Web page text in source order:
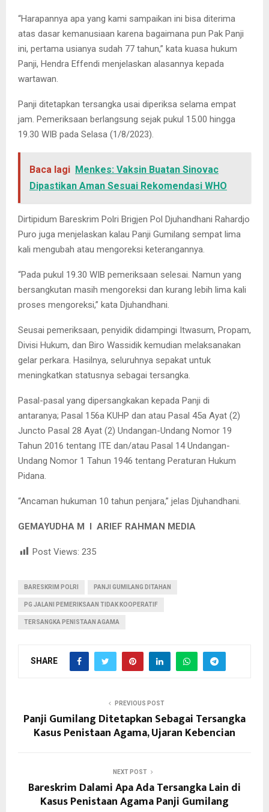
“Harapannya apa yang kami sampaikan ini bisa diterima
atas dasar kemanusiaan karena bagaimana pun Pak Panji
ini, pertama usianya sudah 77 tahun,” kata kuasa hukum
Panji, Hendra Effendi menjelaskan alasannya kepada
wartawan.
Panji ditetapkan tersangka usai diperiksa selama empat
jam. Pemeriksaan berlangsung sejak pukul 15.00 hingga
19.30 WIB pada Selasa (1/8/2023).
Baca lagi Menkes: Vaksin Buatan Sinovac
Dipastikan Aman Sesuai Rekomendasi WHO
Dirtipidum Bareskrim Polri Brigjen Pol Djuhandhani Rahardjo
Puro juga menjelaskan kalau Panji Gumilang sempat lima
kali mengubah atau mengoreksi keterangannya.
“Pada pukul 19.30 WIB pemeriksaan selesai. Namun yang
bersangkutan masih mengoreksi dan kurang lebih lima kali
proses mengoreksi,” kata Djuhandhani.
Seusai pemeriksaan, penyidik didampingi Itwasum, Propam,
Divisi Hukum, dan Biro Wassidik kemudian melaksanakan
gelar perkara. Hasilnya, seluruhnya sepakat untuk
meningkatkan statusnya sebagai tersangka.
Pasal-pasal yang dipersangkakan kepada Panji di
antaranya; Pasal 156a KUHP dan atau Pasal 45a Ayat (2)
Juncto Pasal 28 Ayat (2) Undangan-Undang Nomor 19
Tahun 2016 tentang ITE dan/atau Pasal 14 Undangan-
Undang Nomor 1 Tahun 1946 tentang Peraturan Hukum
Pidana.
“Ancaman hukuman 10 tahun penjara,” jelas Djuhandhani.
GEMAYUDHA M I ARIEF RAHMAN MEDIA
Post Views: 235
BARESKRIM POLRI PANJI GUMILANG DITAHAN
PG JALANI PEMERIKSAAN TIDAK KOOPERATIF
TERSANGKA PENISTAAN AGAMA
SHARE
PREVIOUS POST
Panji Gumilang Ditetapkan Sebagai Tersangka
Kasus Penistaan Agama, Ujaran Kebencian
NEXT POST
Bareskrim Dalami Apa Ada Tersangka Lain di
Kasus Penistaan Agama Panji Gumilang